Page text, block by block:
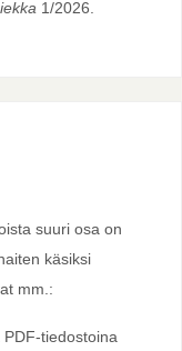
1/2026.
suuri osa on
käsiksi
mm.:
tiedostoina